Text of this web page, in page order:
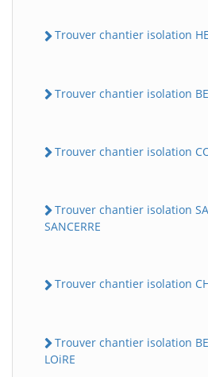
Trouver chantier isolation
Trouver chantier isolation
Trouver chantier isolation
Trouver chantier isolation
SANCERRE
Trouver chantier isolation
Trouver chantier isolation
LOiRE